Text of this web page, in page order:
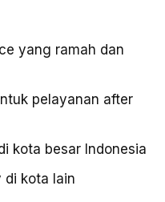
yang ramah dan
pelayanan after
kota besar Indonesia
di kota lain